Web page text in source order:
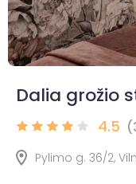
Dalia grožio
4.5
Pylimo g. 36/2,